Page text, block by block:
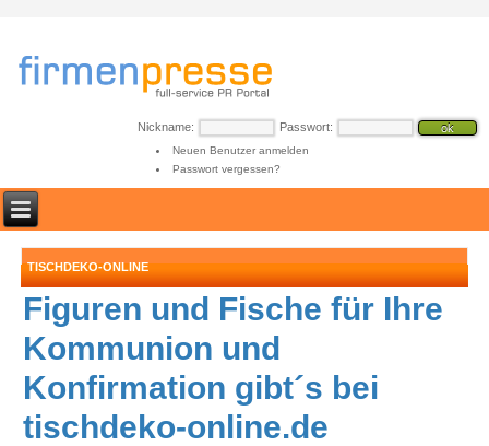
Nickname: Passwort:
Neuen Benutzer anmelden
Passwort vergessen?
TISCHDEKO-ONLINE
Figuren und Fische für Ihre
Kommunion und
Konfirmation gibt´s bei
tischdeko-online.de